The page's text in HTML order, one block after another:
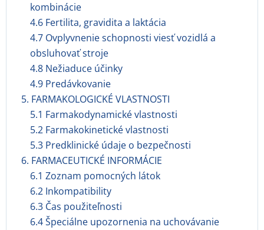
kombinácie
4.6 Fertilita, gravidita a laktácia
4.7 Ovplyvnenie schopnosti viesť vozidlá a
obsluhovať stroje
4.8 Nežiaduce účinky
4.9 Predávkovanie
5. FARMAKOLOGICKÉ VLASTNOSTI
5.1 Farmakodynamické vlastnosti
5.2 Farmakokinetické vlastnosti
5.3 Predklinické údaje o bezpečnosti
6. FARMACEUTICKÉ INFORMÁCIE
6.1 Zoznam pomocných látok
6.2 Inkompatibility
6.3 Čas použiteľnosti
6.4 Špeciálne upozornenia na uchovávanie